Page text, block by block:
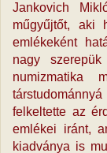
Jankovich
műgyűjtőt, aki
emlékeként
nagy
numizmatika
felkeltette az
emlékei iránt,
kiadványa is